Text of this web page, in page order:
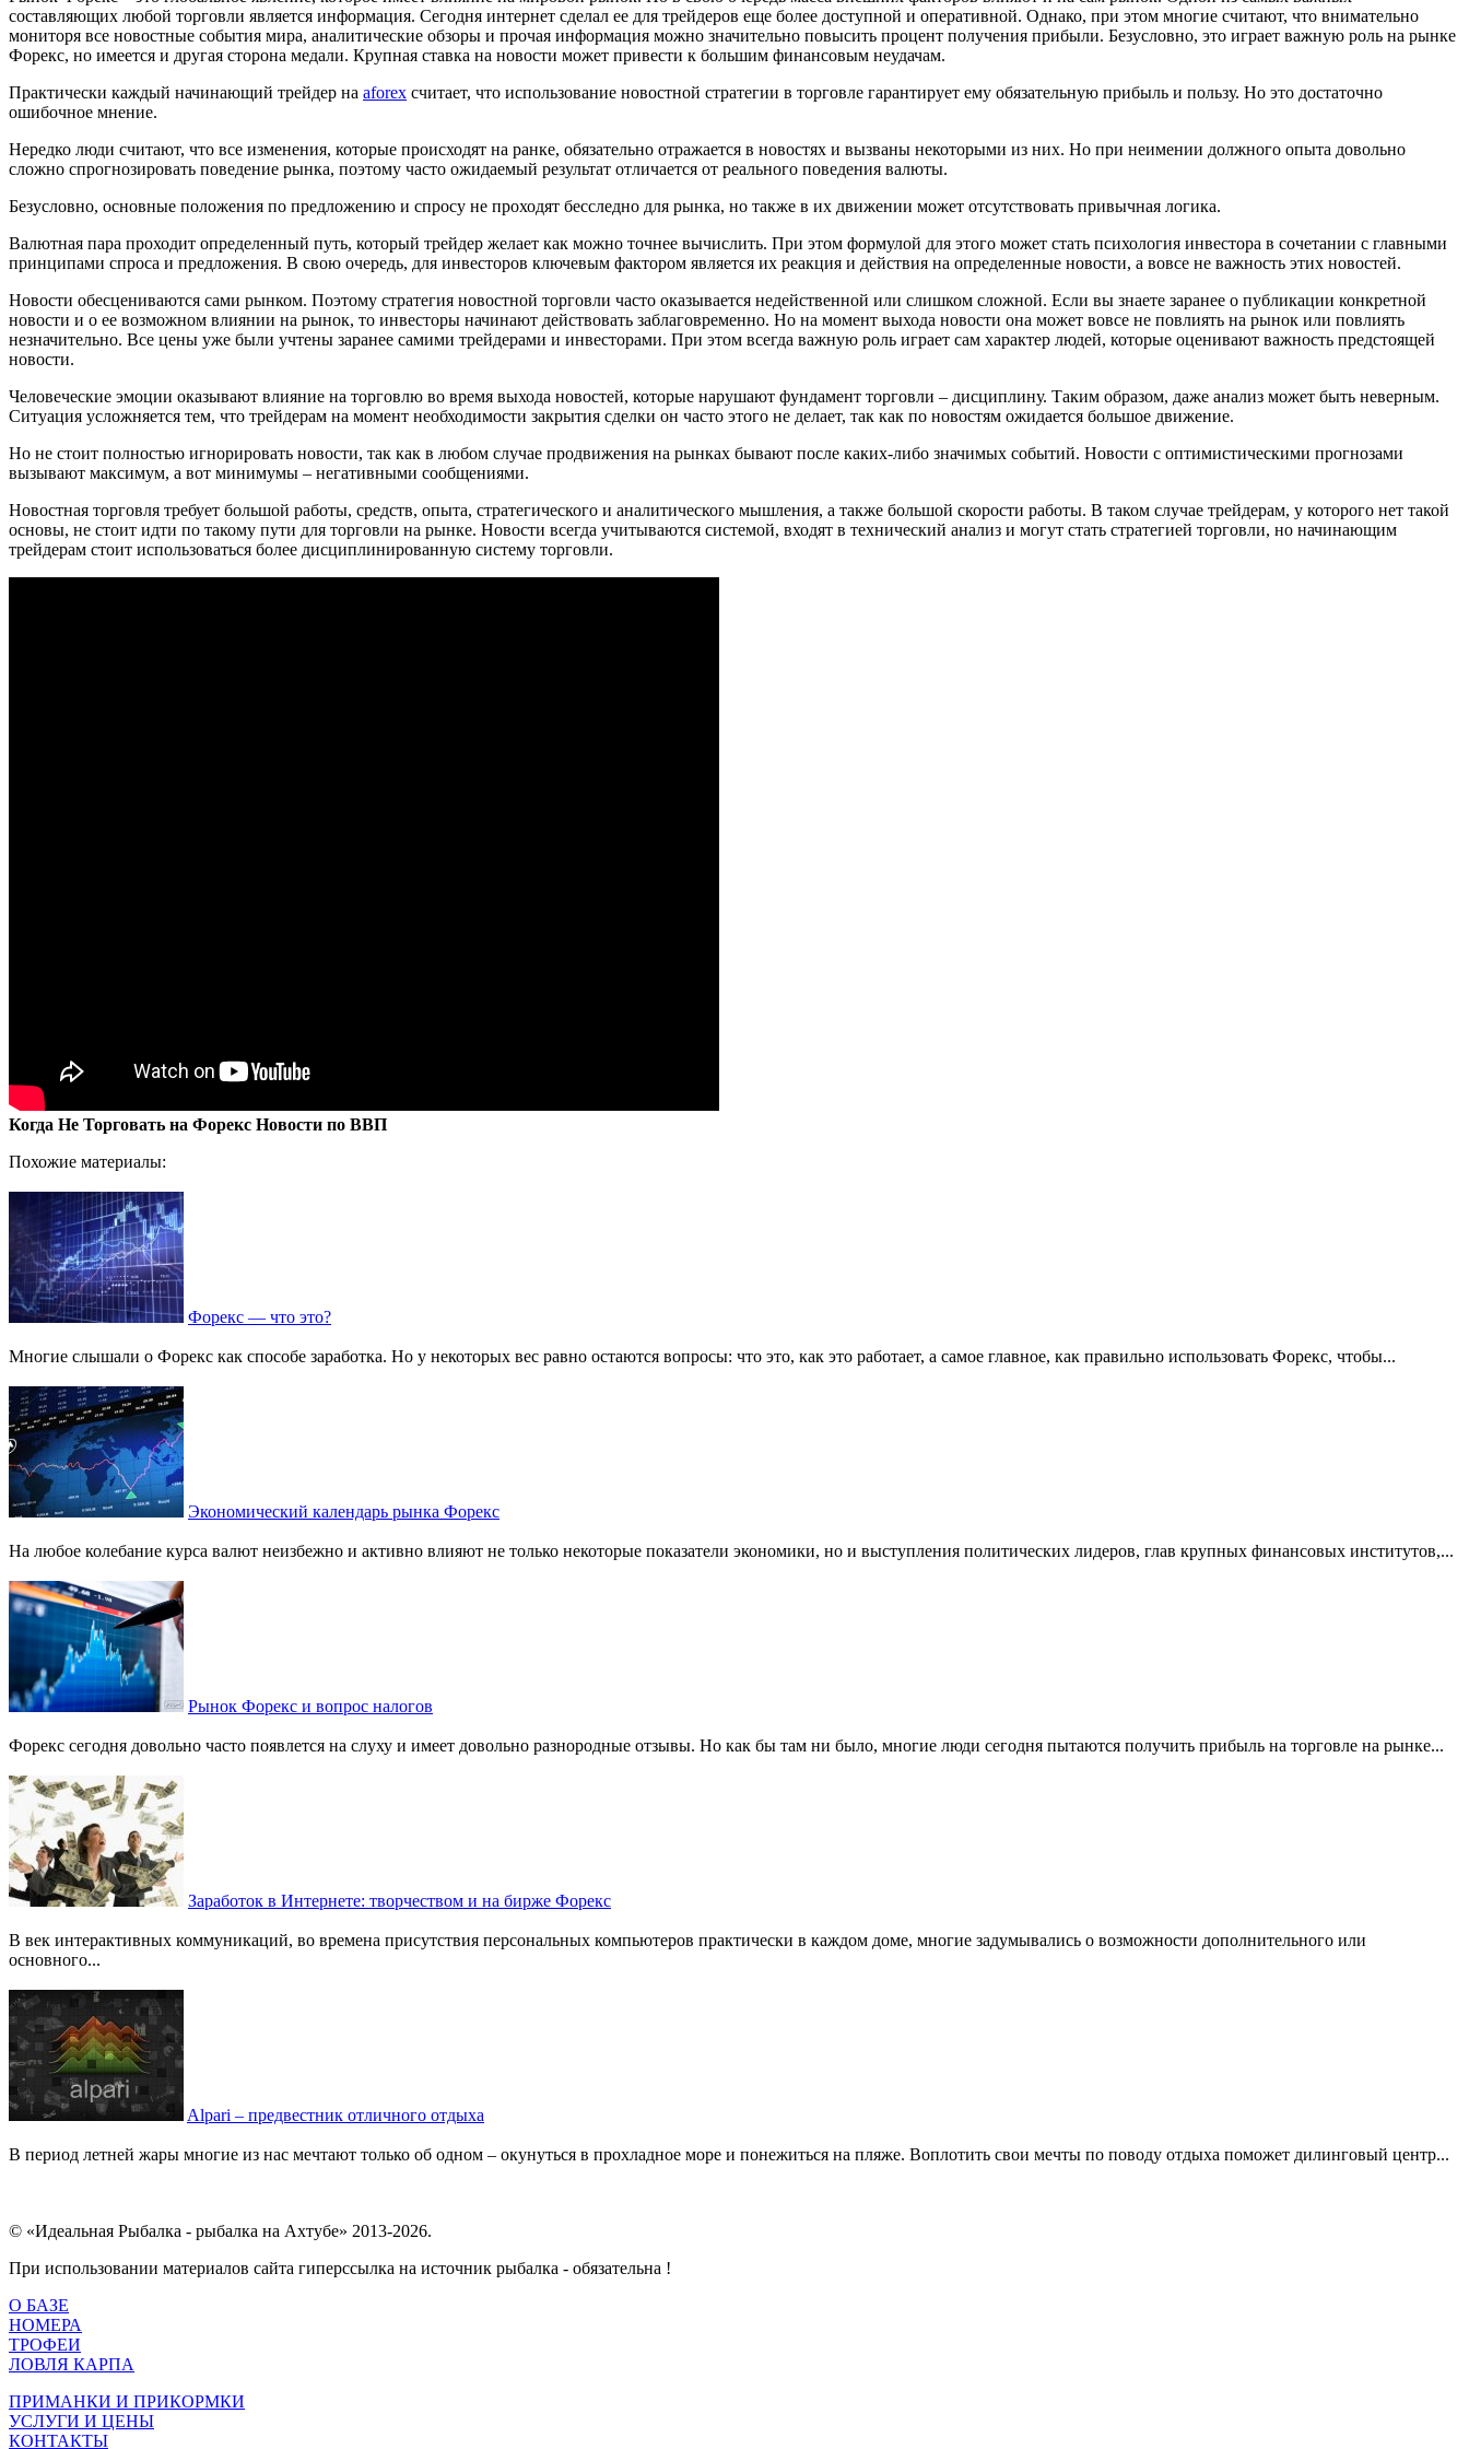
составляющих любой торговли является информация. Сегодня интернет сделал ее для трейдеров еще более доступной и оперативной. Однако, при этом многие считают, что внимательно
мониторя все новостные события мира, аналитические обзоры и прочая информация можно значительно повысить процент получения прибыли. Безусловно, это играет важную роль на рынке
Форекс, но имеется и другая сторона медали. Крупная ставка на новости может привести к большим финансовым неудачам.
Практически каждый начинающий трейдер на aforex считает, что использование новостной стратегии в торговле гарантирует ему обязательную прибыль и пользу. Но это достаточно
ошибочное мнение.
Нередко люди считают, что все изменения, которые происходят на ранке, обязательно отражается в новостях и вызваны некоторыми из них. Но при неимении должного опыта довольно
сложно спрогнозировать поведение рынка, поэтому часто ожидаемый результат отличается от реального поведения валюты.
Безусловно, основные положения по предложению и спросу не проходят бесследно для рынка, но также в их движении может отсутствовать привычная логика.
Валютная пара проходит определенный путь, который трейдер желает как можно точнее вычислить. При этом формулой для этого может стать психология инвестора в сочетании с главными
принципами спроса и предложения. В свою очередь, для инвесторов ключевым фактором является их реакция и действия на определенные новости, а вовсе не важность этих новостей.
Новости обесцениваются сами рынком. Поэтому стратегия новостной торговли часто оказывается недейственной или слишком сложной. Если вы знаете заранее о публикации конкретной
новости и о ее возможном влиянии на рынок, то инвесторы начинают действовать заблаговременно. Но на момент выхода новости она может вовсе не повлиять на рынок или повлиять
незначительно. Все цены уже были учтены заранее самими трейдерами и инвесторами. При этом всегда важную роль играет сам характер людей, которые оценивают важность предстоящей
новости.
Человеческие эмоции оказывают влияние на торговлю во время выхода новостей, которые нарушают фундамент торговли – дисциплину. Таким образом, даже анализ может быть неверным.
Ситуация усложняется тем, что трейдерам на момент необходимости закрытия сделки он часто этого не делает, так как по новостям ожидается большое движение.
Но не стоит полностью игнорировать новости, так как в любом случае продвижения на рынках бывают после каких-либо значимых событий. Новости с оптимистическими прогнозами
вызывают максимум, а вот минимумы – негативными сообщениями.
Новостная торговля требует большой работы, средств, опыта, стратегического и аналитического мышления, а также большой скорости работы. В таком случае трейдерам, у которого нет такой
основы, не стоит идти по такому пути для торговли на рынке. Новости всегда учитываются системой, входят в технический анализ и могут стать стратегией торговли, но начинающим
трейдерам стоит использоваться более дисциплинированную систему торговли.
Когда Не Торговать на Форекс Новости по ВВП
Похожие материалы:
Форекс — что это?
Многие слышали о Форекс как способе заработка. Но у некоторых вес равно остаются вопросы: что это, как это работает, а самое главное, как правильно использовать Форекс, чтобы...
Экономический календарь рынка Форекс
На любое колебание курса валют неизбежно и активно влияют не только некоторые показатели экономики, но и выступления политических лидеров, глав крупных финансовых институтов,...
Рынок Форекс и вопрос налогов
Форекс сегодня довольно часто появлется на слуху и имеет довольно разнородные отзывы. Но как бы там ни было, многие люди сегодня пытаются получить прибыль на торговле на рынке...
Заработок в Интернете: творчеством и на бирже Форекс
В век интерактивных коммуникаций, во времена присутствия персональных компьютеров практически в каждом доме, многие задумывались о возможности дополнительного или
основного...
Alpari – предвестник отличного отдыха
В период летней жары многие из нас мечтают только об одном – окунуться в прохладное море и понежиться на пляже. Воплотить свои мечты по поводу отдыха поможет дилинговый центр...
© «Идеальная Рыбалка - рыбалка на Ахтубе» 2013-2026.
При использовании материалов сайта гиперссылка на источник рыбалка - обязательна !
О БАЗЕ
НОМЕРА
ТРОФЕИ
ЛОВЛЯ КАРПА
ПРИМАНКИ И ПРИКОРМКИ
УСЛУГИ И ЦЕНЫ
КОНТАКТЫ